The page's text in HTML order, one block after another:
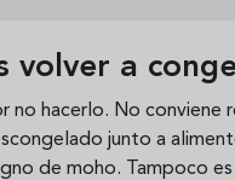
volver a
no hacerlo. No conviene
junto a
de moho. Tampoco